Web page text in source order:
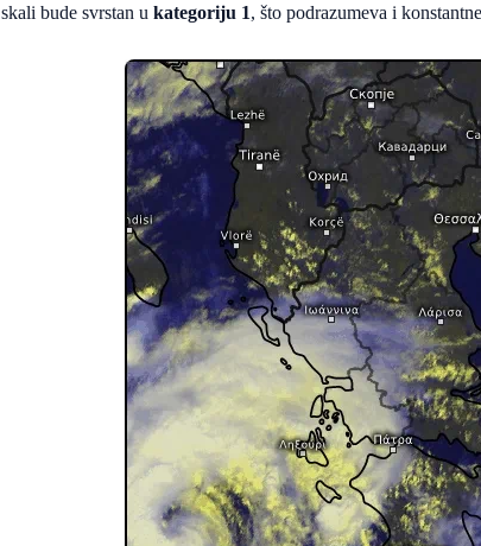
skali bude svrstan u kategoriju 1, što podrazumeva i